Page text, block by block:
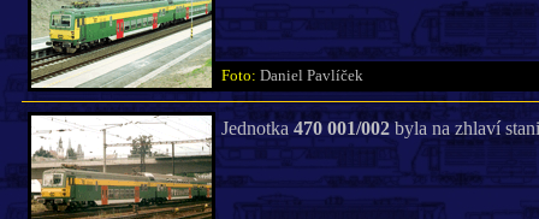
Foto: Daniel Pavlíček
Jednotka470 001/002byla na zhlaví